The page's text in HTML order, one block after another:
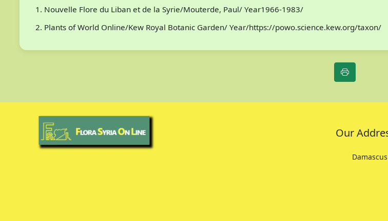
Nouvelle Flore du Liban et de la Syrie/Mouterde, Paul/ Year1966-1983/
Plants of World Online/Kew Royal Botanic Garden/ Year/https://powo.science.kew.org/taxon/
Our